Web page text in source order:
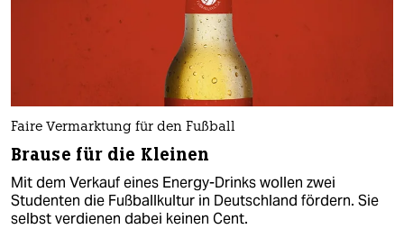
Faire Vermarktung für den Fußball
Brause für die Kleinen
Mit dem Verkauf eines Energy-Drinks wollen zwei
Studenten die Fußballkultur in Deutschland fördern. Sie
selbst verdienen dabei keinen Cent.